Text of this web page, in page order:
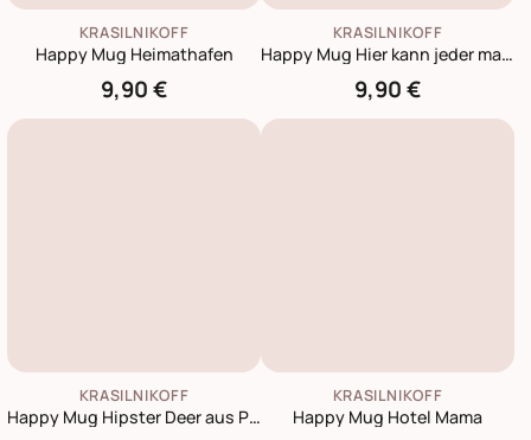
KRASILNIKOFF
Happy Mug Heimathafen
9,90 €
KRASILNIKOFF
Happy Mug Hier kann jeder machen, was ich will
9,90 €
KRASILNIKOFF
Happy Mug Hipster Deer aus Porzellan
KRASILNIKOFF
Happy Mug Hotel Mama